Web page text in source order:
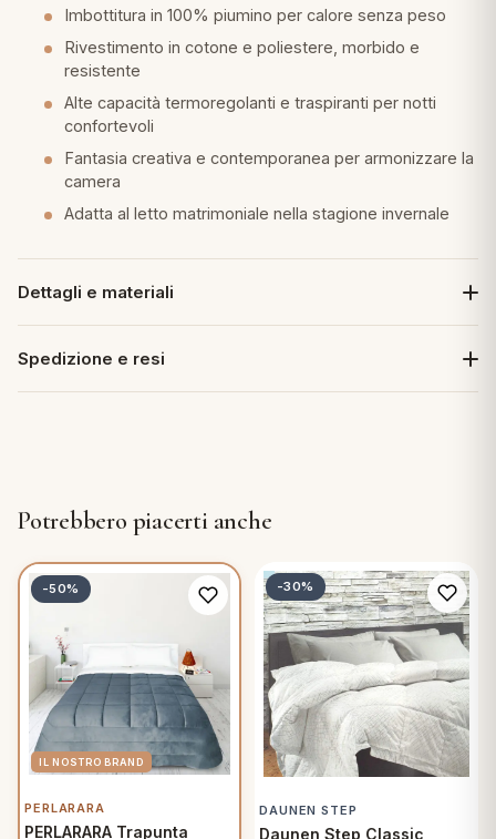
e Pigiami
Imbottitura in 100% piumino per calore senza peso
Rivestimento in cotone e poliestere, morbido e
resistente
Alte capacità termoregolanti e traspiranti per notti
confortevoli
Fantasia creativa e contemporanea per armonizzare la
camera
Adatta al letto matrimoniale nella stagione invernale
Dettagli e materiali
Spedizione e resi
Potrebbero piacerti anche
-50%
PERLARARA
PERLARARA Trapunta
-30%
DAUNEN STEP
Daunen Step Classic